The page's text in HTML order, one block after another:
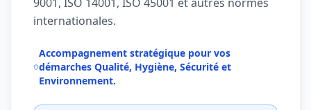
internationales.
Accompagnement stratégique pour vos
démarches Qualité, Hygiène, Sécurité et
Environnement.